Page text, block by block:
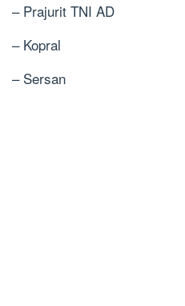
– Prajurit TNI AD
– Kopral
– Sersan